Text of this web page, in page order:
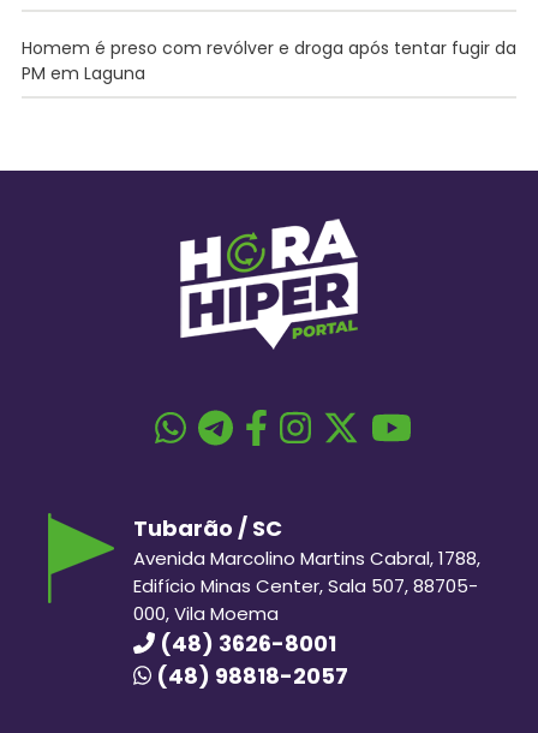
Homem é preso com revólver e droga após tentar fugir da
PM em Laguna
Tubarão / SC
Avenida Marcolino Martins Cabral, 1788,
Edifício Minas Center, Sala 507, 88705-
000, Vila Moema
(48) 3626-8001
(48) 98818-2057